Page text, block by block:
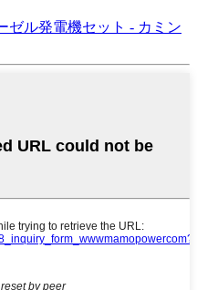
ゼル発電機セット - カミン